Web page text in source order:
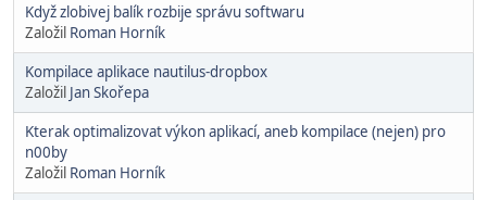
Když zlobivej balík rozbije správu softwaru
Založil Roman Horník
Kompilace aplikace nautilus-dropbox
Založil Jan Skořepa
Kterak optimalizovat výkon aplikací, aneb kompilace (nejen) pro
n00by
Založil Roman Horník